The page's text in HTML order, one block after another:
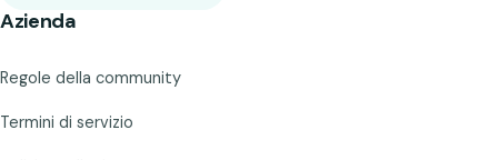
Azienda
Regole della community
Termini di servizio